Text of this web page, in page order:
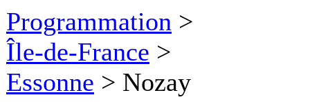
Programmation >
Île-de-France >
Essonne > Nozay